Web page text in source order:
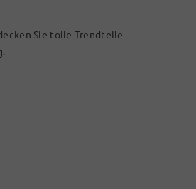
Sie tolle Trendteile